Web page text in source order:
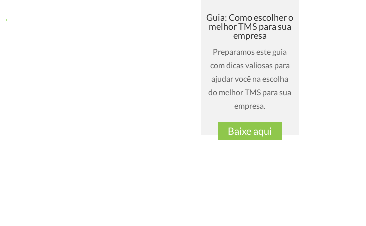
→
Guia: Como escolher o
melhor TMS para sua
empresa
Preparamos este guia
com dicas valiosas para
ajudar você na escolha
do melhor TMS para sua
empresa.
Baixe aqui